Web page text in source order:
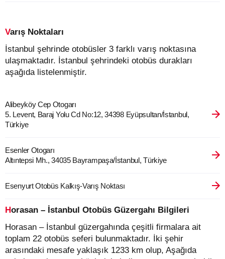
Varış Noktaları
İstanbul şehrinde otobüsler 3 farklı varış noktasına
ulaşmaktadır. İstanbul şehrindeki otobüs durakları
aşağıda listelenmiştir.
Alibeyköy Cep Otogarı
5. Levent, Baraj Yolu Cd No:12, 34398 Eyüpsultan/İstanbul,
Türkiye
Esenler Otogarı
Altıntepsi Mh., 34035 Bayrampaşa/İstanbul, Türkiye
Esenyurt Otobüs Kalkış-Varış Noktası
Horasan – İstanbul Otobüs Güzergahı Bilgileri
Horasan – İstanbul güzergahında çeşitli firmalara ait
toplam 22 otobüs seferi bulunmaktadır. İki şehir
arasındaki mesafe yaklaşık 1233 km olup, Aşağıda